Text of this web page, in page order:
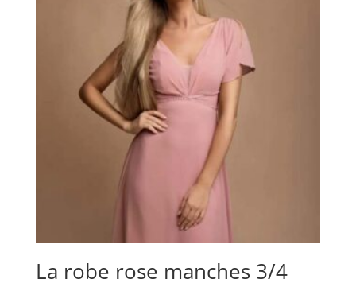
La robe rose manches 3/4